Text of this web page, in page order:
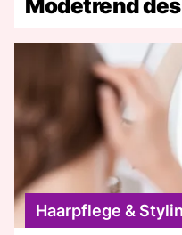
Modetrend
Haarpflege &